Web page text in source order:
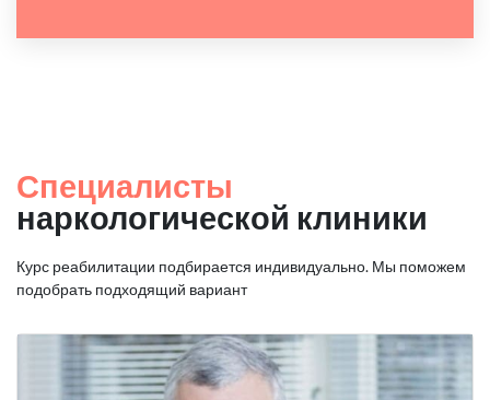
Специалисты
наркологической клиники
Курс реабилитации подбирается индивидуально. Мы поможем
подобрать подходящий вариант